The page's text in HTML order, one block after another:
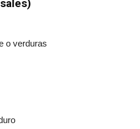
o verduras